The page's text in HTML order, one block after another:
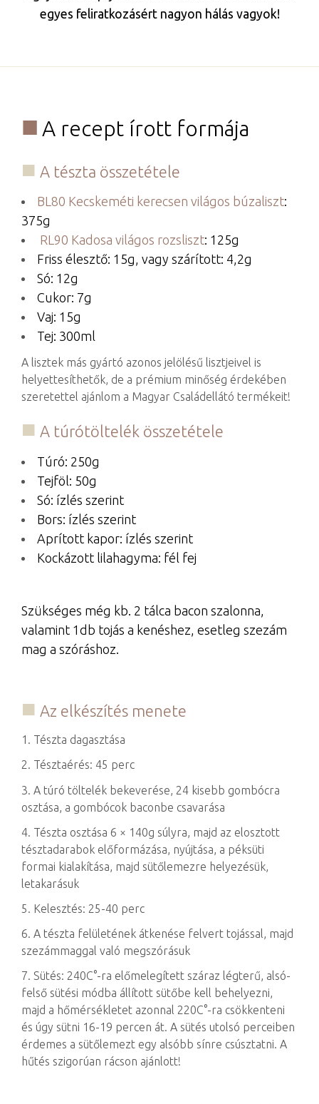
egyes feliratkozásért nagyon hálás vagyok!
A recept írott formája
A tészta összetétele
BL80 Kecskeméti kerecsen világos búzaliszt:
375g
RL90 Kadosa világos rozsliszt: 125g
Friss élesztő: 15g, vagy szárított: 4,2g
Só: 12g
Cukor: 7g
Vaj: 15g
Tej: 300ml
A lisztek más gyártó azonos jelölésű lisztjeivel is
helyettesíthetők, de a prémium minőség érdekében
szeretettel ajánlom a Magyar Családellátó termékeit!
A túrótöltelék összetétele
Túró: 250g
Tejföl: 50g
Só: ízlés szerint
Bors: ízlés szerint
Aprított kapor: ízlés szerint
Kockázott lilahagyma: fél fej
Szükséges még kb. 2 tálca bacon szalonna,
valamint 1db tojás a kenéshez, esetleg szezám
mag a szóráshoz.
Az elkészítés menete
1. Tészta dagasztása
2. Tésztaérés: 45 perc
3. A túró töltelék bekeverése, 24 kisebb gombócra
osztása, a gombócok baconbe csavarása
4. Tészta osztása 6 × 140g súlyra, majd az elosztott
tésztadarabok előformázása, nyújtása, a péksüti
formai kialakítása, majd sütőlemezre helyezésük,
letakarásuk
5. Kelesztés: 25-40 perc
6. A tészta felületének átkenése felvert tojással, majd
szezámmaggal való megszórásuk
7. Sütés: 240C°-ra előmelegített száraz légterű, alsó-
felső sütési módba állított sütőbe kell behelyezni,
majd a hőmérsékletet azonnal 220C°-ra csökkenteni
és úgy sütni 16-19 percen át. A sütés utolsó perceiben
érdemes a sütőlemezt egy alsóbb sínre csúsztatni. A
hűtés szigorúan rácson ajánlott!